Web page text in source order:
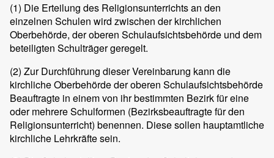
(1) Die Erteilung des Religionsunterrichts an den
einzelnen Schulen wird zwischen der kirchlichen
Oberbehörde, der oberen Schulaufsichtsbehörde und dem
beteiligten Schulträger geregelt.
(2) Zur Durchführung dieser Vereinbarung kann die
kirchliche Oberbehörde der oberen Schulaufsichtsbehörde
Beauftragte in einem von ihr bestimmten Bezirk für eine
oder mehrere Schulformen (Bezirksbeauftragte für den
Religionsunterricht) benennen. Diese sollen hauptamtliche
kirchliche Lehrkräfte sein.